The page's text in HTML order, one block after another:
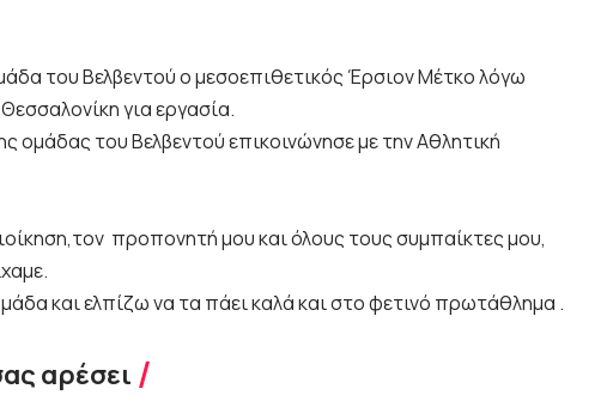
του Βελβεντού ο μεσοεπιθετικός Έρσιον Μέτκο λόγω
για εργασία.
ομάδας του Βελβεντού επικοινώνησε με την Αθλητική
προπονητή μου και όλους τους συμπαίκτες μου,
και ελπίζω να τα πάει καλά και στο φετινό πρωτάθλημα .
αρέσει